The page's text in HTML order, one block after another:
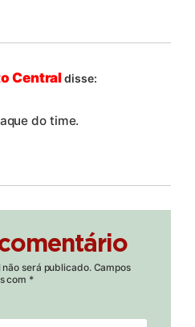
Centraldisse:
do time.
será publicado. Campos
com *